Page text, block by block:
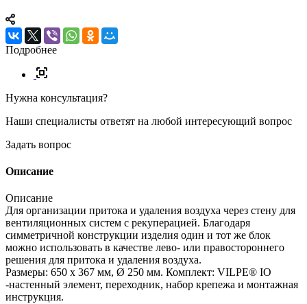
Подробнее
Нужна консультация?
Наши специалисты ответят на любой интересующий вопрос
Задать вопрос
Описание
Описание
Для организации притока и удаления воздуха через стену для
вентиляционных систем с рекуперацией. Благодаря
симметричной конструкции изделия один и тот же блок
можно использовать в качестве лево- или правостороннего
решения для притока и удаления воздуха.
Размеры: 650 х 367 мм, Ø 250 мм. Комплект: VILPE® IO
-настенный элемент, переходник, набор крепежа и монтажная
инструкция.